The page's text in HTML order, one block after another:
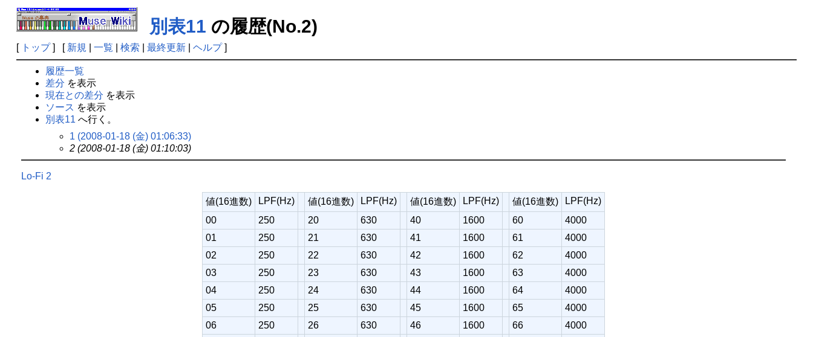
別表11 の履歴(No.2)
[ トップ] [ 新規 一覧 検索 最終更新| ヘルプ]
履歴一覧
差分 を表示
現在との差分 を表示
ソース を表示
別表11 へ行く。
1 (2008-01-18 (金) 01:06:33)
2 (2008-01-18 (金) 01:10:03)
Lo-Fi 2
値(16進数) LPF(Hz) 値(16進数) LPF(Hz) 値(16進数) LPF(Hz) 値(16進数)
LPF(Hz)
00
250 20 630 40 1600 60
4000
01
250 21 630 41 1600 61
4000
02
250 22 630 42 1600 62
4000
03
250 23 630 43 1600 63
4000
04
250 24 630 44 1600 64
4000
05
250 25 630 45 1600 65
4000
06
250 26 630 46 1600 66
4000